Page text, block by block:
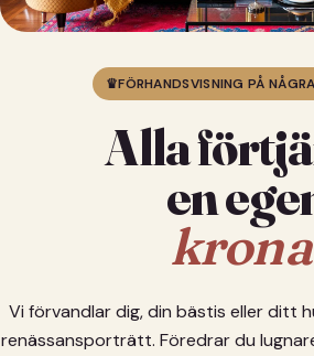
♛FÖRHANDSVISNING PÅ
Alla
en
Vi förvandlar dig, din bästis eller ditt
renässansporträtt. Föredrar du